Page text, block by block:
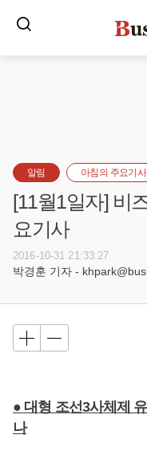
알림 아침의 주요기사
[11월1일자] 비
요기사
2016-10-31 21:33:27
박경훈 기자 -
● 대형 조선3사체제
나